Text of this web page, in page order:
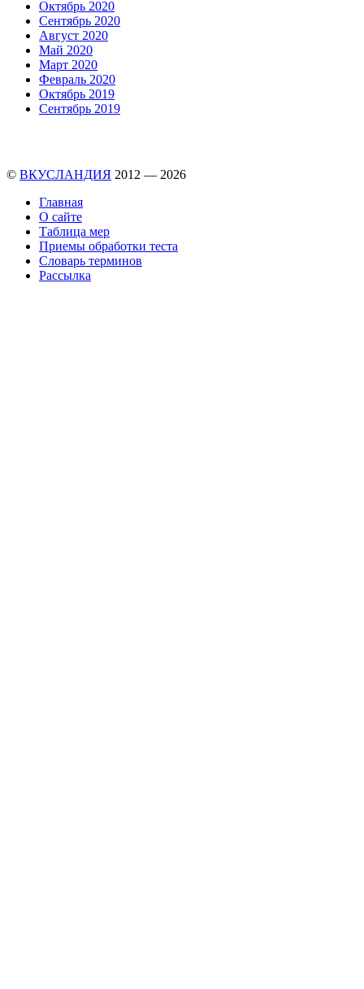
Октябрь 2020
Сентябрь 2020
Август 2020
Май 2020
Март 2020
Февраль 2020
Октябрь 2019
Сентябрь 2019
© ВКУСЛАНДИЯ 2012 — 2026
Главная
О сайте
Таблица мер
Приемы обработки теста
Словарь терминов
Рассылка